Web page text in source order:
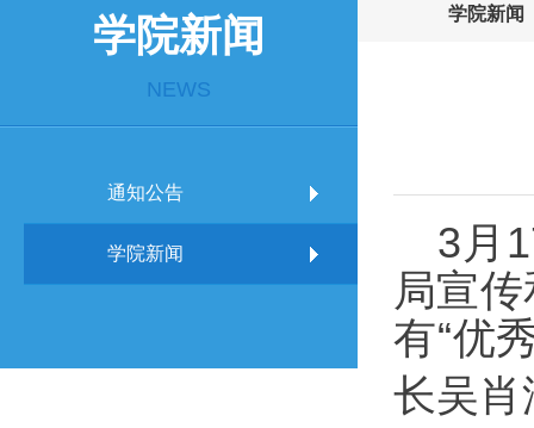
学院新闻
NEWS
通知公告
学院新闻
学院新闻
3 月
局宣
有“优
长吴肖